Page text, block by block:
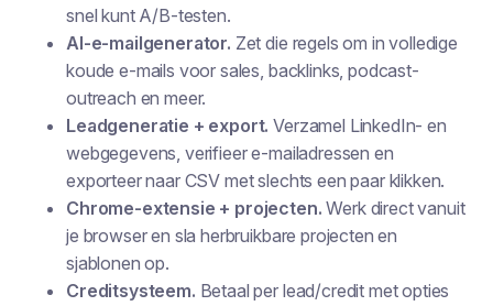
snel kunt A/B-testen.
AI-e-mailgenerator. Zet die regels om in volledige
koude e-mails voor sales, backlinks, podcast-
outreach en meer.
Leadgeneratie + export. Verzamel LinkedIn- en
webgegevens, verifieer e-mailadressen en
exporteer naar CSV met slechts een paar klikken.
Chrome-extensie + projecten. Werk direct vanuit
je browser en sla herbruikbare projecten en
sjablonen op.
Creditsysteem. Betaal per lead/credit met opties